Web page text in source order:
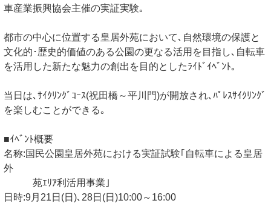
車産業振興協会主催の実証実験｡
都市の中心に位置する皇居外苑において､自然環境の保護と
文化的･歴史的価値のある公園の更なる活用を目指し､自転車
を活用した新たな魅力の創出を目的としたﾗｲﾄﾞｲﾍﾞﾝﾄ｡
当日は､ｻｲｸﾘﾝｸﾞｺｰｽ(祝田橋～平川門)が開放され､ﾊﾟﾚｽｻｲｸﾘﾝｸﾞ
を楽しむことができる｡
■ｲﾍﾞﾝﾄ概要
名称:国民公園皇居外苑における実証試験｢自転車による皇居
外
苑ｴﾘｱ利活用事業｣
日時:9月21日(日)､28日(日)10:00～16:00